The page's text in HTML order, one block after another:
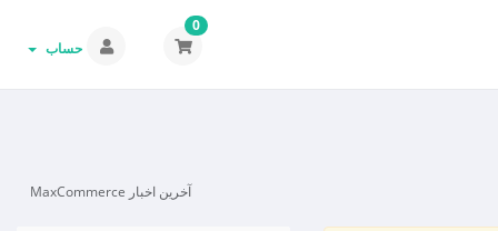
0
حساب
آخرین اخبار MaxCommerce